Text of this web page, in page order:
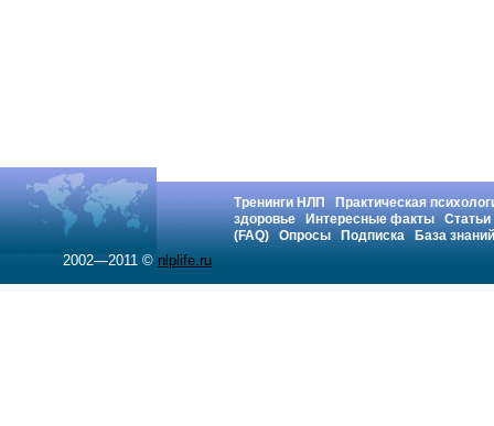
Тренинги НЛП
Практическая
здоровье
Интересные факты
Статьи
(FAQ)
Опросы Подписка База знаний
2002—2011 © nlplife.ru